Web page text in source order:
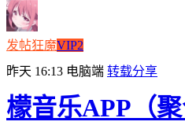
发帖狂魔VIP2
昨天 16:13 电脑端 转载分享
檬音乐APP（